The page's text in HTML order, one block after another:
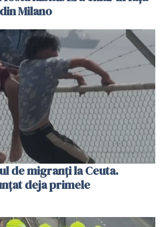
Milano
de migranți la Ceuta.
deja primele